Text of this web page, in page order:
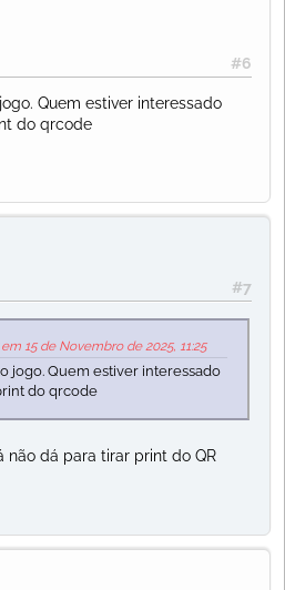
#6
Quem estiver interessado
do qrcode
#7
15 de Novembro de 2025, 11:25
jogo. Quem estiver interessado
do qrcode
não dá para tirar print do QR